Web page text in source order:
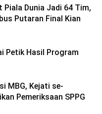
Piala Dunia Jadi 64 Tim,
Putaran Final Kian
Petik Hasil Program
MBG, Kejati se-
Pemeriksaan SPPG